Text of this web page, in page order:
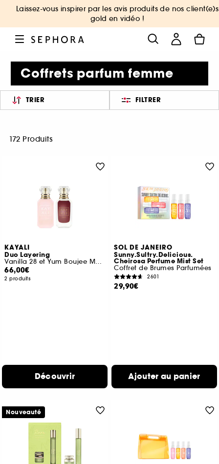
Laissez-vous inspirer par les avis produits de nos client(e)s
gold en vidéo !
Coffrets parfum femme
TRIER FILTRER
172 Produits
KAYALI
Duo Layering
Vanilla 28 et Yum Boujee Marshamallow 81
66,00€
2 produits
Découvrir
SOL DE JANEIRO
Sunny.Sultry.Delicious.
Cheirosa Perfume Mist Set
Coffret de Brumes Parfumées
2601
29,90€
Ajouter au panier
Nouveauté